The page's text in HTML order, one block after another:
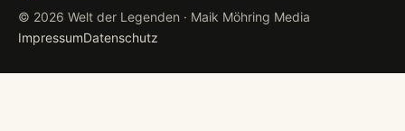
© 2026 Welt der Legenden · Maik Möhring Media
ImpressumDatenschutz